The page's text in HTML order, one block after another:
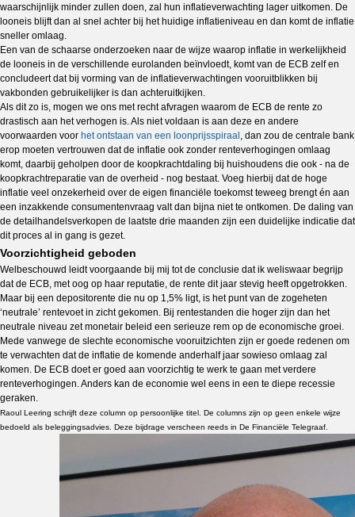
waarschijnlijk minder zullen doen, zal hun inflatieverwachting lager uitkomen. De
looneis blijft dan al snel achter bij het huidige inflatieniveau en dan komt de inflatie
sneller omlaag.
Een van de schaarse onderzoeken naar de wijze waarop inflatie in werkelijkheid
de looneis in de verschillende eurolanden beïnvloedt, komt van de ECB zelf en
concludeert dat bij vorming van de inflatieverwachtingen vooruitblikken bij
vakbonden gebruikelijker is dan achteruitkijken.
Als dit zo is, mogen we ons met recht afvragen waarom de ECB de rente zo
drastisch aan het verhogen is. Als niet voldaan is aan deze en andere
voorwaarden voor het ontstaan van een loonprijsspiraal , dan zou de centrale bank
erop moeten vertrouwen dat de inflatie ook zonder renteverhogingen omlaag
komt, daarbij geholpen door de koopkrachtdaling bij huishoudens die ook - na de
koopkrachtreparatie van de overheid - nog bestaat. Voeg hierbij dat de hoge
inflatie veel onzekerheid over de eigen financiële toekomst teweeg brengt én aan
een inzakkende consumentenvraag valt dan bijna niet te ontkomen. De daling van
de detailhandelsverkopen de laatste drie maanden zijn een duidelijke indicatie dat
dit proces al in gang is gezet.
Voorzichtigheid geboden
Welbeschouwd leidt voorgaande bij mij tot de conclusie dat ik weliswaar begrijp
dat de ECB, met oog op haar reputatie, de rente dit jaar stevig heeft opgetrokken.
Maar bij een depositorente die nu op 1,5% ligt, is het punt van de zogeheten
‘neutrale’ rentevoet in zicht gekomen. Bij rentestanden die hoger zijn dan het
neutrale niveau zet monetair beleid een serieuze rem op de economische groei.
Mede vanwege de slechte economische vooruitzichten zijn er goede redenen om
te verwachten dat de inflatie de komende anderhalf jaar sowieso omlaag zal
komen. De ECB doet er goed aan voorzichtig te werk te gaan met verdere
renteverhogingen. Anders kan de economie wel eens in een te diepe recessie
geraken.
Raoul Leering schrijft deze column op persoonlijke titel. De columns zijn op geen enkele wijze
bedoeld als beleggingsadvies. Deze bijdrage verscheen reeds in De Financiële Telegraaf.